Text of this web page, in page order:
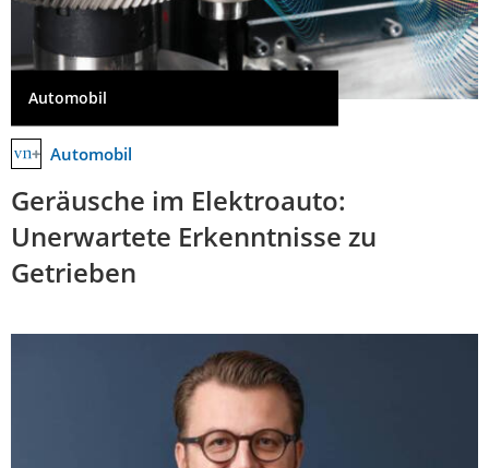
Automobil
Automobil
Geräusche im Elektroauto:
Unerwartete Erkenntnisse zu
Getrieben